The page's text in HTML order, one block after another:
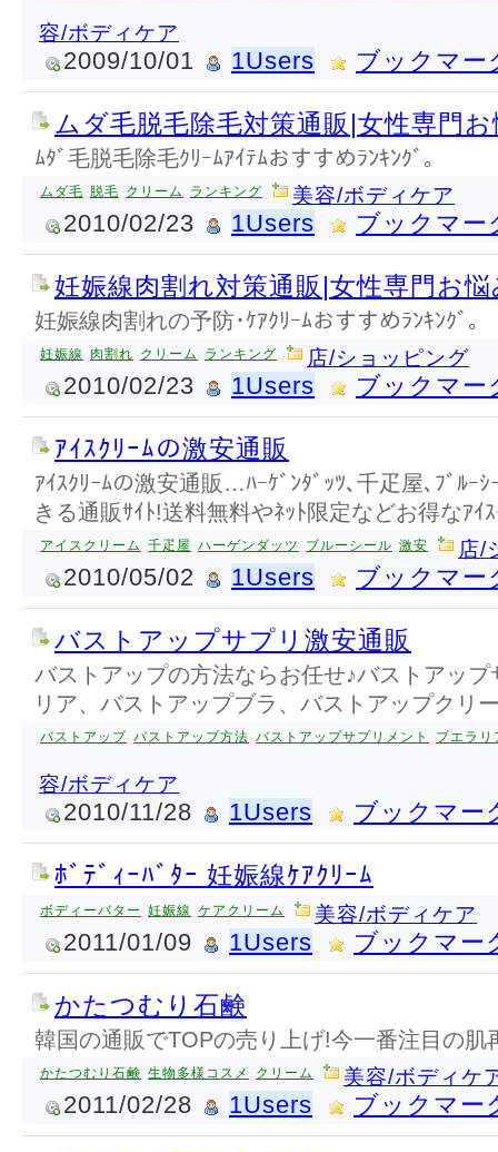
容/ボディケア
2009/10/01 1Users ブックマー
ムダ毛脱毛除毛対策通販|女性専門
ﾑﾀﾞ毛脱毛除毛ｸﾘｰﾑｱｲﾃﾑおすすめﾗﾝｷﾝｸﾞ。
ムダ毛 脱毛 クリーム ランキング 美容/ボディケア
2010/02/23 1Users ブックマー
妊娠線肉割れ対策通販|女性専門お
妊娠線肉割れの予防･ｹｱｸﾘｰﾑおすすめﾗﾝｷﾝｸﾞ。
妊娠線 肉割れ クリーム ランキング 店/ショッピング
2010/02/23 1Users ブックマー
ｱｲｽｸﾘｰﾑの激安通販
ｱｲｽｸﾘｰﾑの激安通販…ﾊｰｹﾞﾝﾀﾞｯﾂ､千疋屋､ﾌﾞﾙｰ
きる通販ｻｲﾄ!送料無料やﾈｯﾄ限定などお得なｱｲ
アイスクリーム 千疋屋 ハーゲンダッツ ブルーシール 激安 店/
2010/05/02 1Users ブックマー
バストアップサプリ激安通販
バストアップの方法ならお任せ♪バストアッ
リア、バストアップブラ、バストアップクリ
バストアップ バストアップ方法 バストアップサプリメント プエラリ
容/ボディケア
2010/11/28 1Users ブックマー
ﾎﾞﾃﾞｨｰﾊﾞﾀｰ 妊娠線ｹｱｸﾘｰﾑ
ボディーバター 妊娠線 ケアクリーム 美容/ボディケア
2011/01/09 1Users ブックマー
かたつむり石鹸
韓国の通販でTOPの売り上げ!今一番注目の肌
かたつむり石鹸 生物多様コスメ クリーム 美容/ボディケ
2011/02/28 1Users ブックマー